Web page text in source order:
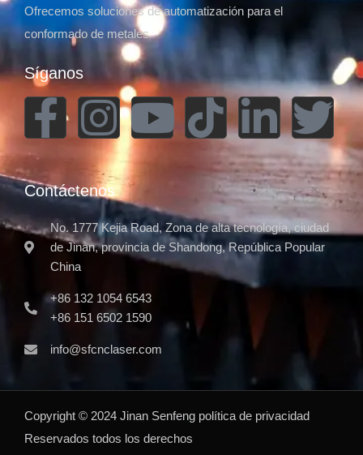
Ofrecemos soluciones de automatización para el
conformado de metales
Síganos
Contáctenos
No. 1777 Kejia Road, Zona de alta tecnología, ciudad
de Jinan, provincia de Shandong, República Popular
China
+86 132 1054 6543
+86 151 6502 1590
info@sfcnclaser.com
Copyright © 2024 Jinan Senfeng política de privacidad
Reservados todos los derechos